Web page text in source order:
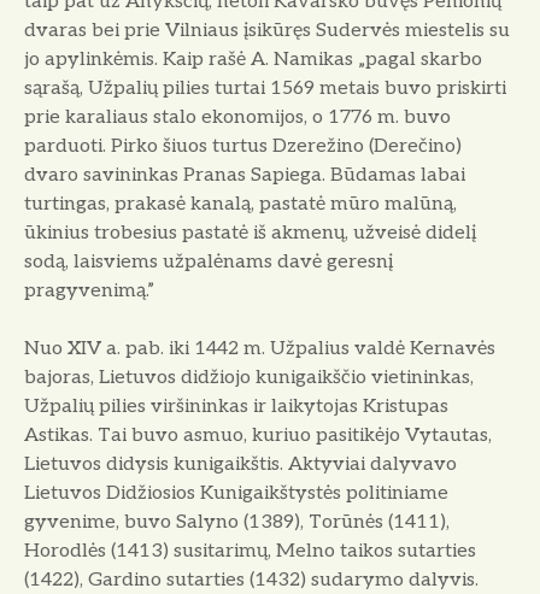
dvaras bei prie Vilniaus įsikūręs Sudervės miestelis su
jo apylinkėmis. Kaip rašė A. Namikas „pagal skarbo
sąrašą, Užpalių pilies turtai 1569 metais buvo priskirti
prie karaliaus stalo ekonomijos, o 1776 m. buvo
parduoti. Pirko šiuos turtus Dzerežino (Derečino)
dvaro savininkas Pranas Sapiega. Būdamas labai
turtingas, prakasė kanalą, pastatė mūro malūną,
ūkinius trobesius pastatė iš akmenų, užveisė didelį
sodą, laisviems užpalėnams davė geresnį
pragyvenimą.”
Nuo XIV a. pab. iki 1442 m. Užpalius valdė Kernavės
bajoras, Lietuvos didžiojo kunigaikščio vietininkas,
Užpalių pilies viršininkas ir laikytojas Kristupas
Astikas. Tai buvo asmuo, kuriuo pasitikėjo Vytautas,
Lietuvos didysis kunigaikštis. Aktyviai dalyvavo
Lietuvos Didžiosios Kunigaikštystės politiniame
gyvenime, buvo Salyno (1389), Torūnės (1411),
Horodlės (1413) susitarimų, Melno taikos sutarties
(1422), Gardino sutarties (1432) sudarymo dalyvis.